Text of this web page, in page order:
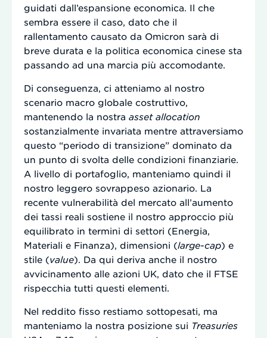
guidati dall’espansione economica. Il che
sembra essere il caso, dato che il
rallentamento causato da Omicron sarà di
breve durata e la politica economica cinese sta
passando ad una marcia più accomodante.
Di conseguenza, ci atteniamo al nostro
scenario macro globale costruttivo,
mantenendo la nostra asset allocation
sostanzialmente invariata mentre attraversiamo
questo “periodo di transizione” dominato da
un punto di svolta delle condizioni finanziarie.
A livello di portafoglio, manteniamo quindi il
nostro leggero sovrappeso azionario. La
recente vulnerabilità del mercato all’aumento
dei tassi reali sostiene il nostro approccio più
equilibrato in termini di settori (Energia,
Materiali e Finanza), dimensioni (large-cap) e
stile (value). Da qui deriva anche il nostro
avvicinamento alle azioni UK, dato che il FTSE
rispecchia tutti questi elementi.
Nel reddito fisso restiamo sottopesati, ma
manteniamo la nostra posizione sui Treasuries